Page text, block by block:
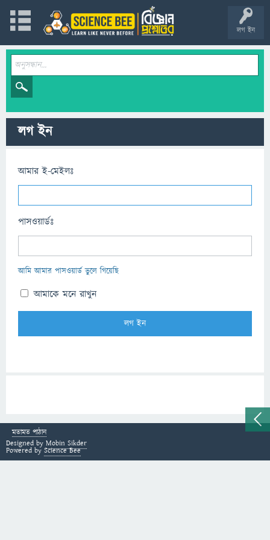
লগ ইন
লগ ইন
আমার ই-মেইলঃ
পাসওয়ার্ডঃ
আমি আমার পাসওয়ার্ড ভুলে গিয়েছি
আমাকে মনে রাখুন
মতামত পাঠান
Designed by Mobin Sikder
Powered by Science Bee